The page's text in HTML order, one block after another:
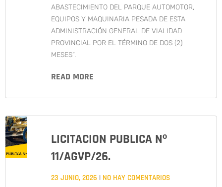
ABASTECIMIENTO DEL PARQUE AUTOMOTOR,
EQUIPOS Y MAQUINARIA PESADA DE ESTA
ADMINISTRACIÓN GENERAL DE VIALIDAD
PROVINCIAL POR EL TÉRMINO DE DOS (2)
MESES”.
READ MORE
LICITACION PUBLICA Nº
11/AGVP/26.
23 JUNIO, 2026 NO HAY COMENTARIOS